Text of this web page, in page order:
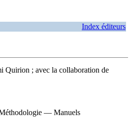
Index éditeurs
Quirion ; avec la collaboration de
— Manuels